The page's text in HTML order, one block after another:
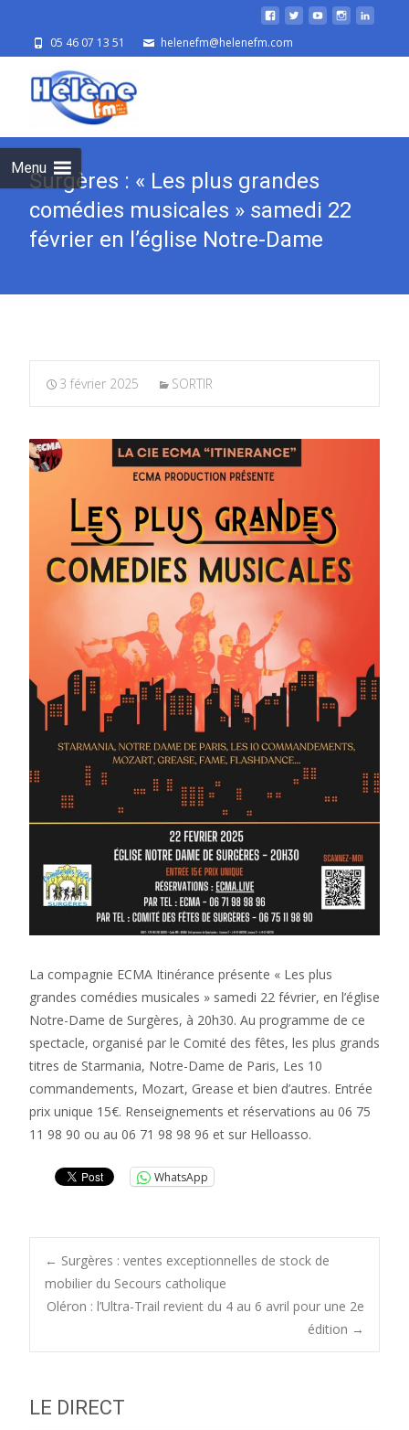
05 46 07 13 51 helenefm@helenefm.com
Menu
Surgères : « Les plus grandes
comédies musicales » samedi 22
février en l’église Notre-Dame
3 février 2025 SORTIR
La compagnie ECMA Itinérance présente « Les plus
grandes comédies musicales » samedi 22 février, en l’église
Notre-Dame de Surgères, à 20h30. Au programme de ce
spectacle, organisé par le Comité des fêtes, les plus grands
titres de Starmania, Notre-Dame de Paris, Les 10
commandements, Mozart, Grease et bien d’autres. Entrée
prix unique 15€. Renseignements et réservations au 06 75
11 98 90 ou au 06 71 98 98 96 et sur Helloasso.
WhatsApp
Post
← Surgères : ventes exceptionnelles de stock de
mobilier du Secours catholique
Oléron : l’Ultra-Trail revient du 4 au 6 avril pour une 2e
édition →
LE DIRECT